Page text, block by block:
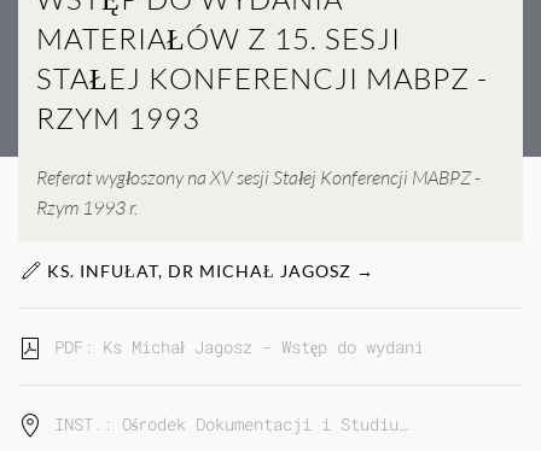
MATERIAŁÓW Z 15. SESJI
STAŁEJ KONFERENCJI MABPZ -
RZYM 1993
Referat wygłoszony na XV sesji Stałej Konferencji MABPZ -
Rzym 1993 r.
KS. INFUŁAT, DR MICHAŁ JAGOSZ →
PDF: Ks Michał Jagosz - Wstęp do wydania
INST.: Ośrodek Dokumentacji i Studiu…